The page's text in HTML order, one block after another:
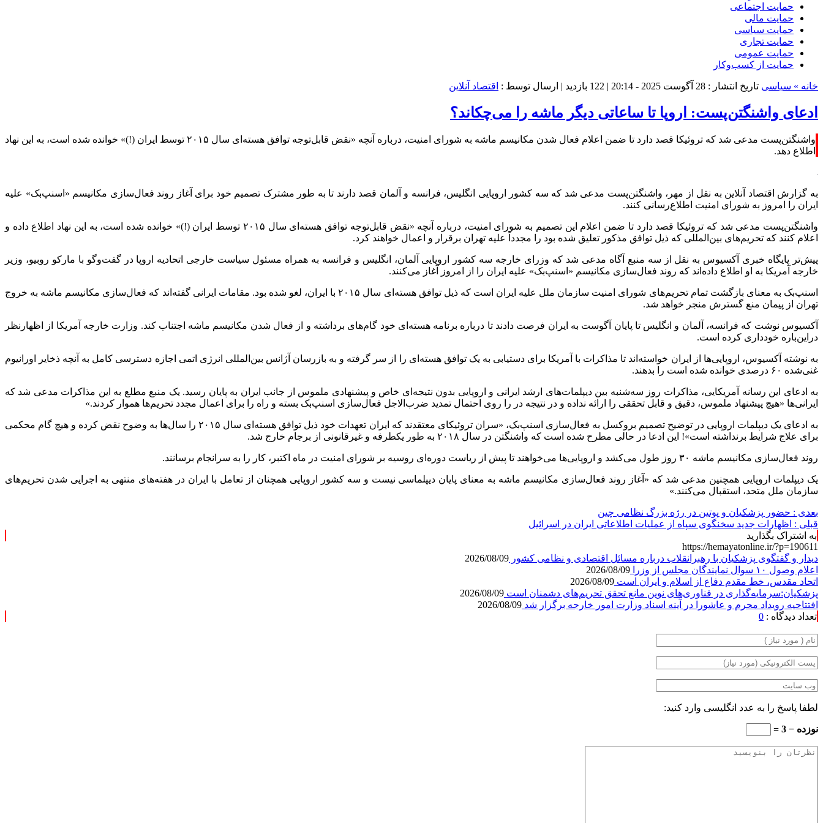
حمایت اجتماعی
حمایت مالی
حمایت سیاسی
حمایت تجاری
حمایت عمومی
حمایت از کسب‌وکار
خانه » سیاسی تاریخ انتشار : 28 آگوست 2025 - 20:14 | 122 بازدید | ارسال توسط : اقتصاد آنلاین
ادعای واشنگتن‌پست: اروپا تا ساعاتی دیگر ماشه را می‌چکاند؟
واشنگتن‌پست مدعی شد که تروئیکا قصد دارد تا ضمن اعلام فعال شدن مکانیسم ماشه به شورای امنیت، درباره آنچه «نقض قابل‌توجه توافق هسته‌ای سال ۲۰۱۵ توسط ایران (!)» خوانده شده است، به این نهاد
اطلاع دهد.
به گزارش اقتصاد آنلاین به نقل از مهر، واشنگتن‌پست مدعی شد که سه کشور اروپایی انگلیس، فرانسه و آلمان قصد دارند تا به طور مشترک تصمیم خود برای آغاز روند فعال‌سازی مکانیسم «اسنپ‌بک» علیه
ایران را امروز به شورای امنیت اطلاع‌رسانی کنند.
واشنگتن‌پست مدعی شد که تروئیکا قصد دارد تا ضمن اعلام این تصمیم به شورای امنیت، درباره آنچه «نقض قابل‌توجه توافق هسته‌ای سال ۲۰۱۵ توسط ایران (!)» خوانده شده است، به این نهاد اطلاع داده و
اعلام کنند که تحریم‌های بین‌المللی که ذیل توافق مذکور تعلیق شده بود را مجدداً علیه تهران برقرار و اعمال خواهند کرد.
پیش‌تر پایگاه خبری آکسیوس به نقل از سه منبع آگاه مدعی شد که وزرای خارجه سه کشور اروپایی آلمان، انگلیس و فرانسه به همراه مسئول سیاست خارجی اتحادیه اروپا در گفت‌و‌گو با مارکو روبیو، وزیر
خارجه آمریکا به او اطلاع داده‌اند که روند فعال‌سازی مکانیسم «اسنپ‌بک» علیه ایران را از امروز آغاز می‌کنند.
اسنپ‌بک به معنای بازگشت تمام تحریم‌های شورای امنیت سازمان ملل علیه ایران است که ذیل توافق هسته‌ای سال ۲۰۱۵ با ایران، لغو شده بود. مقامات ایرانی گفته‌اند که فعال‌سازی مکانیسم ماشه به خروج
تهران از پیمان منع گسترش منجر خواهد شد.
آکسیوس نوشت که فرانسه، آلمان و انگلیس تا پایان آگوست به ایران فرصت دادند تا درباره برنامه هسته‌ای خود گام‌های برداشته و از فعال شدن مکانیسم ماشه اجتناب کند. وزارت خارجه آمریکا از اظهارنظر
دراین‌باره خودداری کرده است.
به نوشته آکسیوس، اروپایی‌ها از ایران خواسته‌اند تا مذاکرات با آمریکا برای دستیابی به یک توافق هسته‌ای را از سر گرفته و به بازرسان آژانس بین‌المللی انرژی اتمی اجازه دسترسی کامل به آنچه ذخایر اورانیوم
غنی‌شده ۶۰ درصدی خوانده شده است را بدهند.
به ادعای این رسانه آمریکایی، مذاکرات روز سه‌شنبه بین دیپلمات‌های ارشد ایرانی و اروپایی بدون نتیجه‌ای خاص و پیشنهادی ملموس از جانب ایران به پایان رسید. یک منبع مطلع به این مذاکرات مدعی شد که
ایرانی‌ها «هیچ پیشنهاد ملموس، دقیق و قابل تحققی را ارائه نداده و در نتیجه در را روی احتمال تمدید ضرب‌الاجل فعال‌سازی اسنپ‌بک بسته و راه را برای اعمال مجدد تحریم‌ها هموار کردند.»
به ادعای یک دیپلمات اروپایی در توضیح تصمیم بروکسل به فعال‌سازی اسنپ‌بک، «سران تروئیکای معتقدند که ایران تعهدات خود ذیل توافق هسته‌ای سال ۲۰۱۵ را سال‌ها به وضوح نقض کرده و هیچ گام محکمی
برای علاج شرایط برنداشته است»! این ادعا در حالی مطرح شده است که واشنگتن در سال ۲۰۱۸ به طور یکطرفه و غیرقانونی از برجام خارج شد.
روند فعال‌سازی مکانیسم ماشه ۳۰ روز طول می‌کشد و اروپایی‌ها می‌خواهند تا پیش از ریاست دوره‌ای روسیه بر شورای امنیت در ماه اکتبر، کار را به سرانجام برسانند.
یک دیپلمات اروپایی همچنین مدعی شد که «آغاز روند فعال‌سازی مکانیسم ماشه به معنای پایان دیپلماسی نیست و سه کشور اروپایی همچنان از تعامل با ایران در هفته‌های منتهی به اجرایی شدن تحریم‌های
سازمان ملل متحد، استقبال می‌کنند.»
بعدی : حضور پزشکیان و پوتین در رژه بزرگ نظامی چین
قبلی : اظهارات جدید سخنگوی سپاه از عملیات‌ اطلاعاتی ایران در اسرائیل
به اشتراک بگذارید
https://hemayatonline.ir/?p=190611
دیدار و گفتگوی پزشکیان با رهبرانقلاب درباره مسائل اقتصادی و نظامی کشور 2026/08/09
اعلام وصول ۱۰ سوال نمایندگان مجلس از وزرا
2026/08/09
اتحاد مقدس، خط مقدم دفاع از اسلام و ایران است 2026/08/09
پزشکیان:سرمایه‌گذاری در فناوری‌های نوین مانع تحقق تحریم‌های دشمنان است 2026/08/09
افتتاحیه رویداد محرم و عاشورا در آینه اسناد وزارت امور خارجه برگزار شد 2026/08/09
تعداد دیدگاه : 0
لطفا پاسخ را به عدد انگلیسی وارد کنید:
نوزده − 3 =